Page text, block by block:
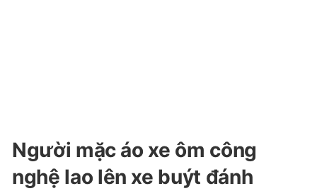
Người mặc áo xe ôm công
nghệ lao lên xe buýt đánh